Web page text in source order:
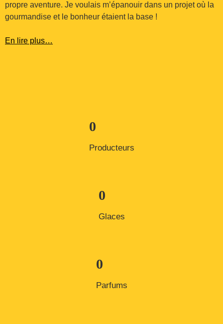
propre aventure. Je voulais m’épanouir dans un projet où la
gourmandise et le bonheur étaient la base !
En lire plus…
0
Producteurs
0
Glaces
0
Parfums